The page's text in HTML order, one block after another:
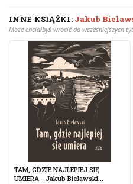
INNE KSIĄŻKI: Jakub
Może chciałbyś wrócić do wcześniejszych
TAM, GDZIE NAJLEPIEJ SIĘ
UMIERA - Jakub Bielawski...